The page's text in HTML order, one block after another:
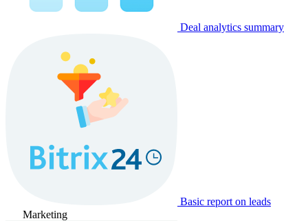
Deal analytics summary
Basic report on leads
Marketing